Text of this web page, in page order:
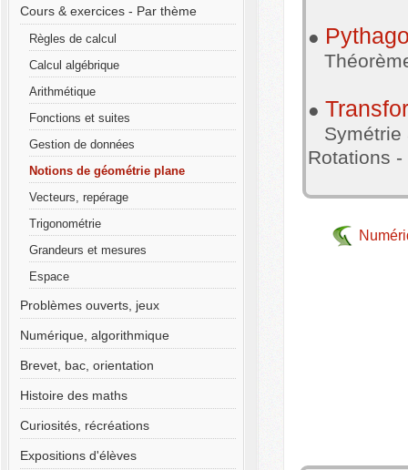
Cours & exercices - Par thème
Règles de calcul
Calcul algébrique
Arithmétique
Fonctions et suites
Gestion de données
Notions de géométrie plane
Vecteurs, repérage
Trigonométrie
Grandeurs et mesures
Espace
Problèmes ouverts, jeux
Numérique, algorithmique
Brevet, bac, orientation
Histoire des maths
Curiosités, récréations
Expositions d'élèves
●
●
Symétrie
Rotations